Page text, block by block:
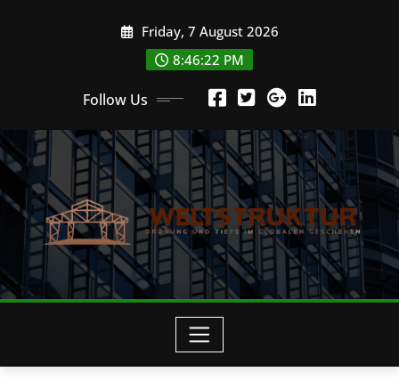
Friday, 7 August 2026
8:46:24 PM
Follow Us